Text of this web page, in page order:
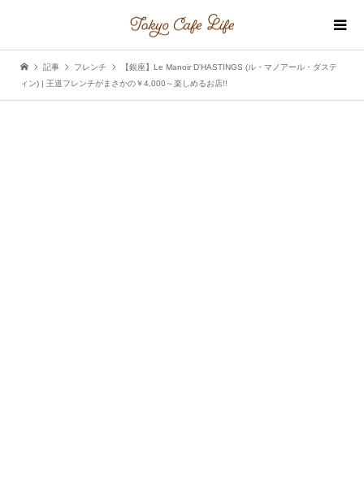
記事 フレンチ
【銀座】Le Manoir D’HASTINGS (ル・マノアール・ダステ
ィン) | 王道フレンチがまさかの￥4,000～楽しめるお店!!